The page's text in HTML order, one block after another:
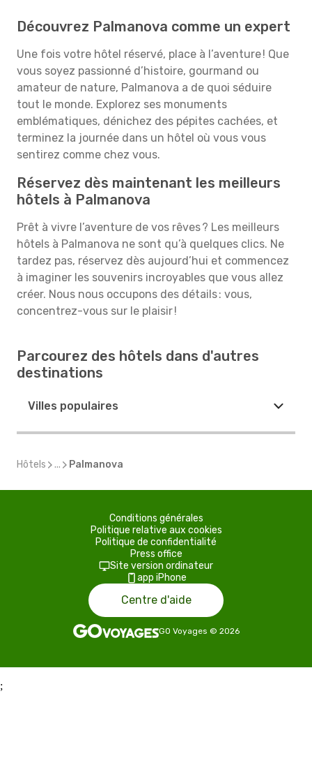
Découvrez Palmanova comme un expert
Une fois votre hôtel réservé, place à l’aventure ! Que
vous soyez passionné d’histoire, gourmand ou
amateur de nature, Palmanova a de quoi séduire
tout le monde. Explorez ses monuments
emblématiques, dénichez des pépites cachées, et
terminez la journée dans un hôtel où vous vous
sentirez comme chez vous.
Réservez dès maintenant les meilleurs
hôtels à Palmanova
Prêt à vivre l’aventure de vos rêves ? Les meilleurs
hôtels à Palmanova ne sont qu’à quelques clics. Ne
tardez pas, réservez dès aujourd’hui et commencez
à imaginer les souvenirs incroyables que vous allez
créer. Nous nous occupons des détails : vous,
concentrez-vous sur le plaisir !
Parcourez des hôtels dans d'autres
destinations
Villes populaires
Hôtels ... Palmanova
Conditions générales
Politique relative aux cookies
Politique de confidentialité
Press office
Site version ordinateur
app iPhone
Centre d'aide
GO Voyages © 2026
;